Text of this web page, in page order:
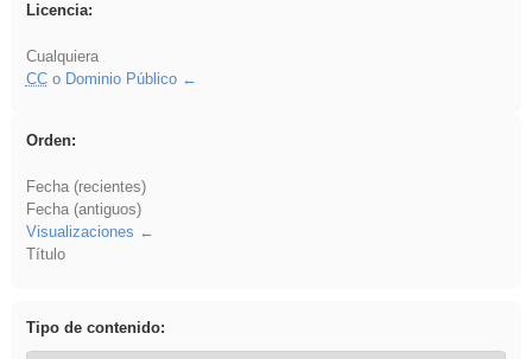
Licencia:
Cualquiera
CCo Dominio Público
Orden:
Fecha (recientes)
Fecha (antiguos)
Visualizaciones
Título
Tipo de contenido: